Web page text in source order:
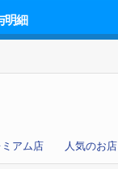
明細
人気のお店
アム店